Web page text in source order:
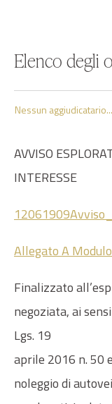
Elenco degli
Nessun aggiudicatario...
AVVISO
INTERESSE
Allegato A
Finalizzato
negoziata, ai
Lgs. 19
aprile 2016 n. 50
noleggio di